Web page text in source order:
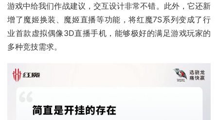
游戏中给我们作战建议，交互设计非常不错。此外，它还新
增了魔姬换装、魔姬直播等功能，将红魔7S系列变成了行
业首款虚拟偶像3D直播手机，能够极好的满足游戏玩家的
多种竞技需求。